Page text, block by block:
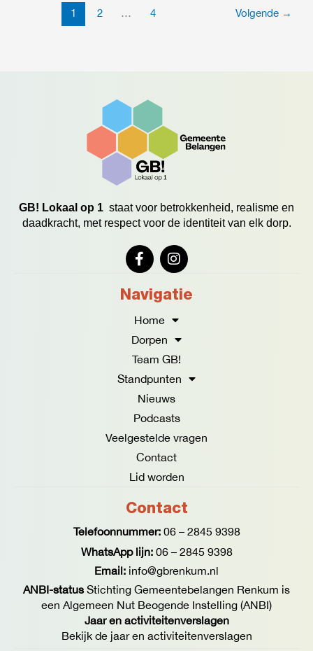
1 2 … 4 Volgende →
GB! Lokaal op 1 staat voor betrokkenheid, realisme en
daadkracht, met respect voor de identiteit van elk dorp.
F
a
e
o
o
k
-
f
I
n
t
g
r
m
Navigatie
Home
Dorpen
Team GB!
Standpunten
Nieuws
Podcasts
Veelgestelde vragen
Contact
Lid worden
Contact
Telefoonnummer: 06 – 2845 9398
WhatsApp lijn: 06 – 2845 9398
Email: info@gbrenkum.nl
ANBI-statusStichting Gemeentebelangen Renkum is
een Algemeen Nut Beogende Instelling (ANBI)
Jaar en activiteitenverslagen
Bekijk de jaar en activiteitenverslagen